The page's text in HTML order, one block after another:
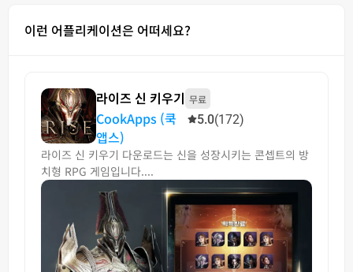
이런 어플리케이션은 어떠세요?
라이즈 신 키우기 무료
CookApps (쿡
앱스)
5.0(172)
라이즈 신 키우기 다운로드는 신을 성장시키는 콘셉트의 방
치형 RPG 게임입니다....